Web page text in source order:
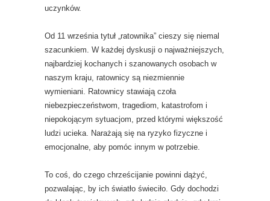
uczynków.
Od 11 września tytuł „ratownika” cieszy się niemal
szacunkiem. W każdej dyskusji o najważniejszych,
najbardziej kochanych i szanowanych osobach w
naszym kraju, ratownicy są niezmiennie
wymieniani. Ratownicy stawiają czoła
niebezpieczeństwom, tragediom, katastrofom i
niepokojącym sytuacjom, przed którymi większość
ludzi ucieka. Narażają się na ryzyko fizyczne i
emocjonalne, aby pomóc innym w potrzebie.
To coś, do czego chrześcijanie powinni dążyć,
pozwalając, by ich światło świeciło. Gdy dochodzi